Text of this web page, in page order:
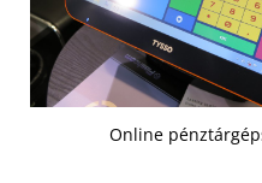
Online